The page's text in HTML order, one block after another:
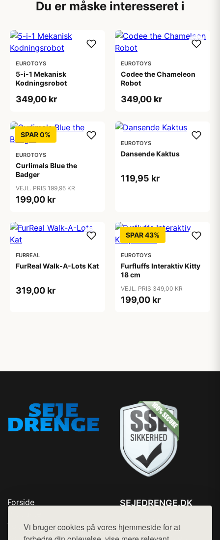
Vi bruger cookies på vores hjemmeside for at
Du er måske interesseret i
EUROTOYS
5-i-1 Mekanisk
Kodningsrobot
349,00 kr
EUROTOYS
Codee the Chameleon
Robot
349,00 kr
SPAR 0%
EUROTOYS
Curlimals Blue the
Badger
VEJL. PRIS 199,95 KR
199,00 kr
EUROTOYS
Dansende Kaktus
119,95 kr
FURREAL
FurReal Walk-A-Lots Kat
319,00 kr
SPAR 43%
EUROTOYS
Furfluffs Interaktiv Kitty
18 cm
VEJL. PRIS 349,00 KR
199,00 kr
Forside
Top Rabatter
Kontakt
SEJEDRENGE.DK
Mail: hej@want.dk